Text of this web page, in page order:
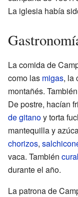
La iglesia había
La comida de
como las migas, la
montañés.
De postre, hacían
de gitanoy torta
mantequilla y
chorizos,
vaca. También
durante el año.
La patrona de